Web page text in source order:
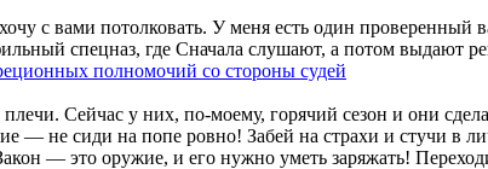
с вами потолковать. У меня есть один проверенный
спецназ, где Сначала слушают, а потом выдают
полномочий со стороны судей
Сейчас у них, по-моему, горячий сезон и они
— не сиди на попе ровно! Забей на страхи и стучи в
— это оружие, и его нужно уметь заряжать!